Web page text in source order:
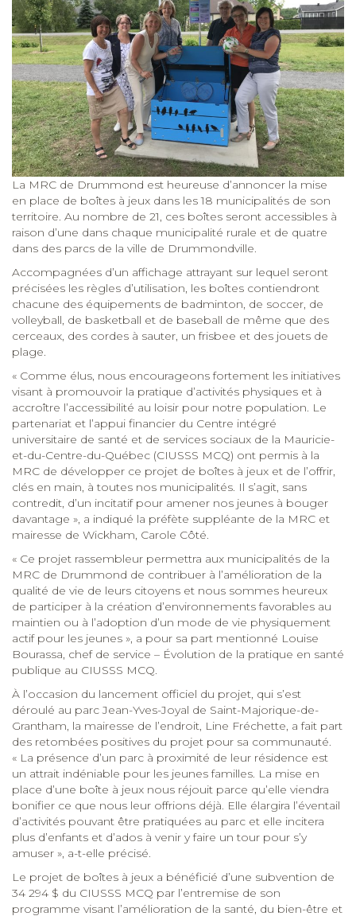
La MRC de Drummond est heureuse d’annoncer la mise
en place de boîtes à jeux dans les 18 municipalités de son
territoire. Au nombre de 21, ces boîtes seront accessibles à
raison d’une dans chaque municipalité rurale et de quatre
dans des parcs de la ville de Drummondville.
Accompagnées d’un affichage attrayant sur lequel seront
précisées les règles d’utilisation, les boîtes contiendront
chacune des équipements de badminton, de soccer, de
volleyball, de basketball et de baseball de même que des
cerceaux, des cordes à sauter, un frisbee et des jouets de
plage.
« Comme élus, nous encourageons fortement les initiatives
visant à promouvoir la pratique d’activités physiques et à
accroître l’accessibilité au loisir pour notre population. Le
partenariat et l’appui financier du Centre intégré
universitaire de santé et de services sociaux de la Mauricie-
et-du-Centre-du-Québec (CIUSSS MCQ) ont permis à la
MRC de développer ce projet de boîtes à jeux et de l’offrir,
clés en main, à toutes nos municipalités. Il s’agit, sans
contredit, d’un incitatif pour amener nos jeunes à bouger
davantage », a indiqué la préfète suppléante de la MRC et
mairesse de Wickham, Carole Côté.
« Ce projet rassembleur permettra aux municipalités de la
MRC de Drummond de contribuer à l’amélioration de la
qualité de vie de leurs citoyens et nous sommes heureux
de participer à la création d’environnements favorables au
maintien ou à l’adoption d’un mode de vie physiquement
actif pour les jeunes », a pour sa part mentionné Louise
Bourassa, chef de service – Évolution de la pratique en santé
publique au CIUSSS MCQ.
À l’occasion du lancement officiel du projet, qui s’est
déroulé au parc Jean-Yves-Joyal de Saint-Majorique-de-
Grantham, la mairesse de l’endroit, Line Fréchette, a fait part
des retombées positives du projet pour sa communauté.
« La présence d’un parc à proximité de leur résidence est
un attrait indéniable pour les jeunes familles. La mise en
place d’une boîte à jeux nous réjouit parce qu’elle viendra
bonifier ce que nous leur offrions déjà. Elle élargira l’éventail
d’activités pouvant être pratiquées au parc et elle incitera
plus d’enfants et d’ados à venir y faire un tour pour s’y
amuser », a-t-elle précisé.
Le projet de boîtes à jeux a bénéficié d’une subvention de
34 294 $ du CIUSSS MCQ par l’entremise de son
programme visant l’amélioration de la santé, du bien-être et